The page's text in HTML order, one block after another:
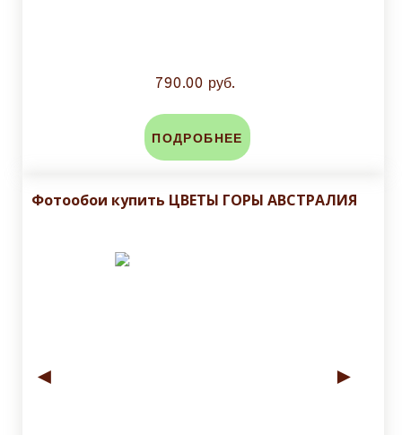
790.00 руб.
ПОДРОБНЕЕ
Фотообои купить ЦВЕТЫ ГОРЫ АВСТРАЛИЯ
◄ ►